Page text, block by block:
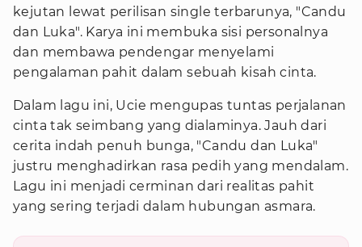
kejutan lewat perilisan single terbarunya, "Candu
dan Luka". Karya ini membuka sisi personalnya
dan membawa pendengar menyelami
pengalaman pahit dalam sebuah kisah cinta.
Dalam lagu ini, Ucie mengupas tuntas perjalanan
cinta tak seimbang yang dialaminya. Jauh dari
cerita indah penuh bunga, "Candu dan Luka"
justru menghadirkan rasa pedih yang mendalam.
Lagu ini menjadi cerminan dari realitas pahit
yang sering terjadi dalam hubungan asmara.